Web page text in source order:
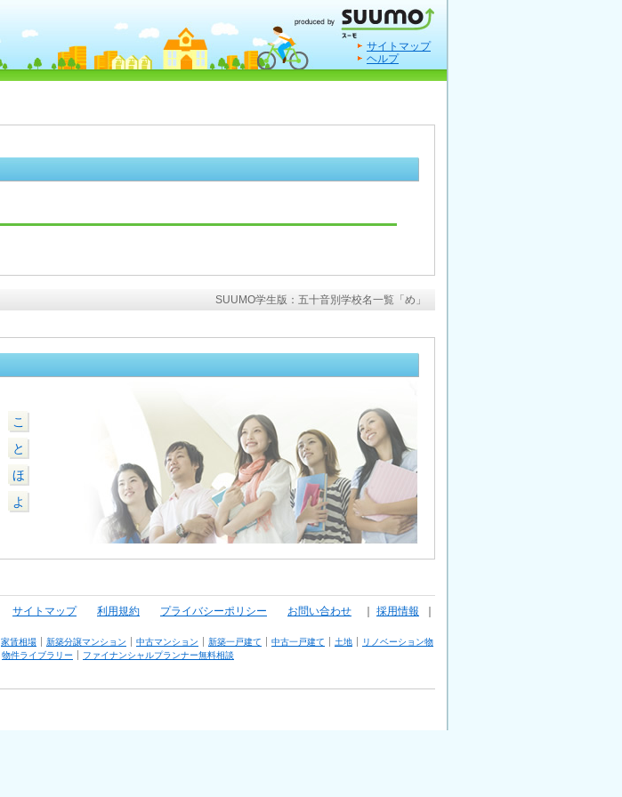
サイトマップ
ヘルプ
SUUMO学生版：五十音別学校名一覧「め」
こ
と
ほ
よ
サイトマップ 利用規約 プライバシーポリシー お問い合わせ 採用情報
家賃相場 新築分譲マンション 中古マンション 新築一戸建て 中古一戸建て 土地
リノベーション物
物件ライブラリー
ファイナンシャルプランナー無料相談